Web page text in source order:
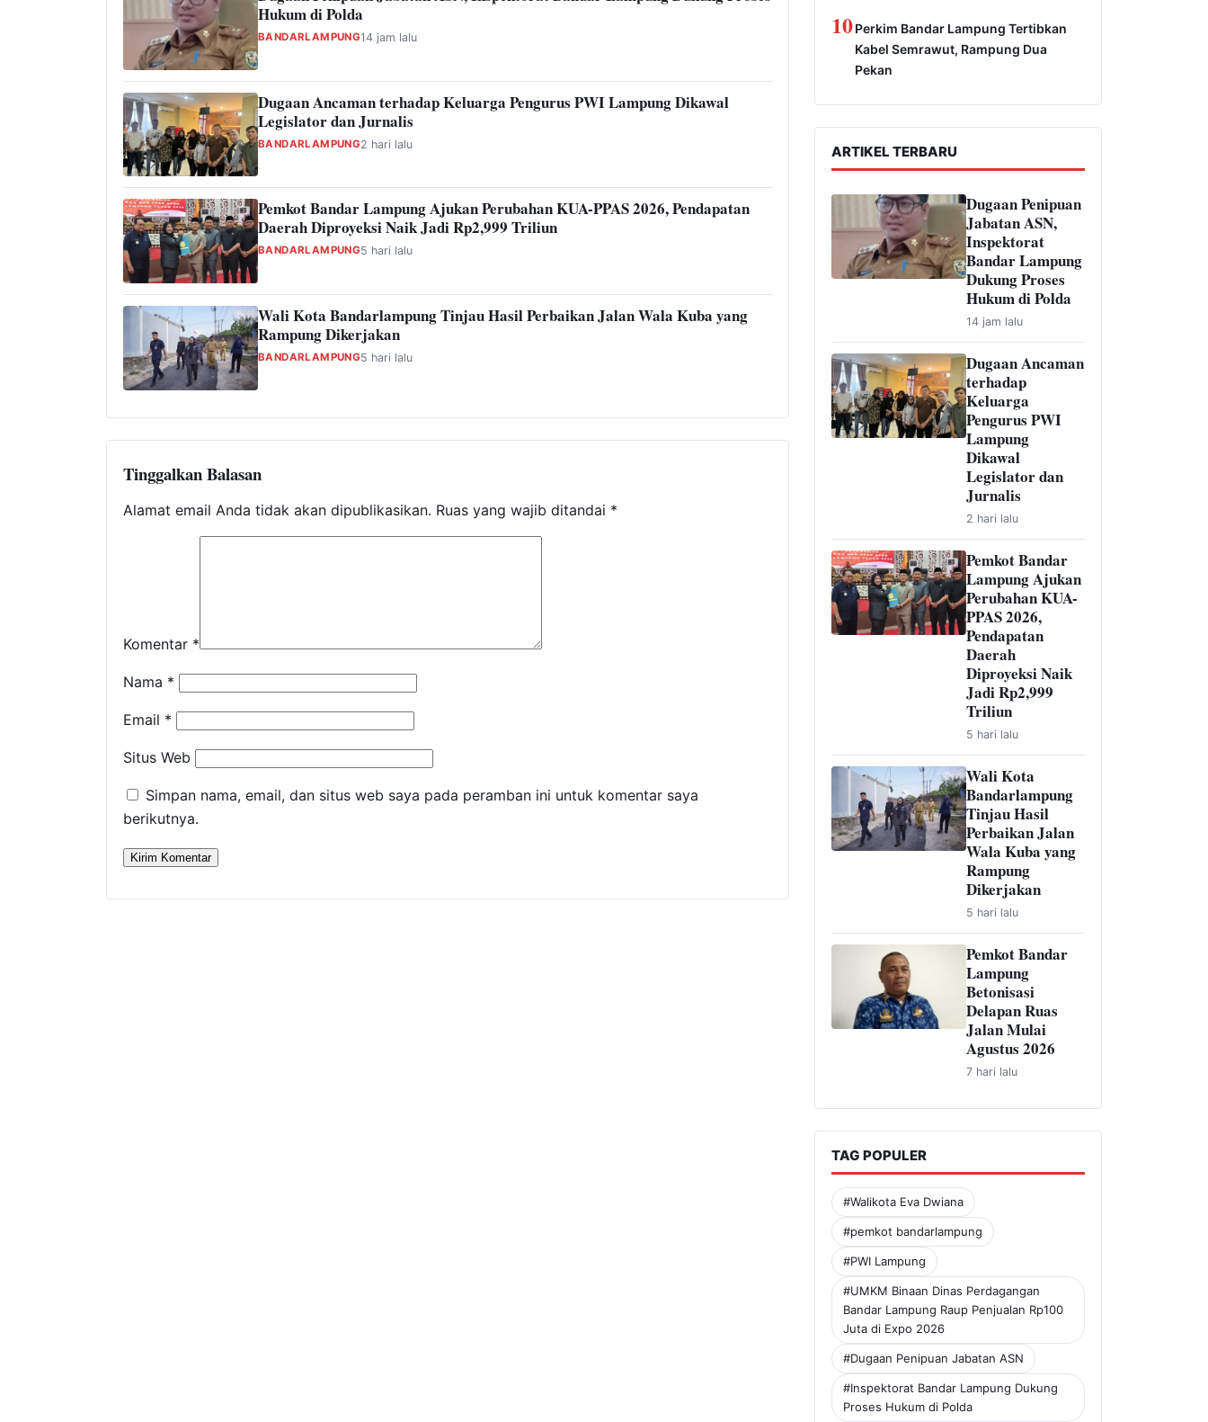
Hukum di Polda
BANDARLAMPUNG14 jam lalu
Dugaan Ancaman terhadap Keluarga Pengurus PWI Lampung Dikawal
Legislator dan Jurnalis
BANDARLAMPUNG2 hari lalu
Pemkot Bandar Lampung Ajukan Perubahan KUA-PPAS 2026, Pendapatan
Daerah Diproyeksi Naik Jadi Rp2,999 Triliun
BANDARLAMPUNG5 hari lalu
Wali Kota Bandarlampung Tinjau Hasil Perbaikan Jalan Wala Kuba yang
Rampung Dikerjakan
BANDARLAMPUNG5 hari lalu
Tinggalkan Balasan
Alamat email Anda tidak akan dipublikasikan. Ruas yang wajib ditandai *
Komentar *
Nama *
Email *
Situs Web
Simpan nama, email, dan situs web saya pada peramban ini untuk komentar saya
berikutnya.
10Perkim Bandar Lampung Tertibkan
Kabel Semrawut, Rampung Dua
Pekan
ARTIKEL TERBARU
Dugaan Penipuan
Jabatan ASN,
Inspektorat
Bandar Lampung
Dukung Proses
Hukum di Polda
14 jam lalu
Dugaan Ancaman
terhadap
Keluarga
Pengurus PWI
Lampung
Dikawal
Legislator dan
Jurnalis
2 hari lalu
Pemkot Bandar
Lampung Ajukan
Perubahan KUA-
PPAS 2026,
Pendapatan
Daerah
Diproyeksi Naik
Jadi Rp2,999
Triliun
5 hari lalu
Wali Kota
Bandarlampung
Tinjau Hasil
Perbaikan Jalan
Wala Kuba yang
Rampung
Dikerjakan
5 hari lalu
Pemkot Bandar
Lampung
Betonisasi
Delapan Ruas
Jalan Mulai
Agustus 2026
7 hari lalu
TAG POPULER
#Walikota Eva Dwiana
#pemkot bandarlampung
#PWI Lampung
#UMKM Binaan Dinas Perdagangan
Bandar Lampung Raup Penjualan Rp100
Juta di Expo 2026
#Dugaan Penipuan Jabatan ASN
#Inspektorat Bandar Lampung Dukung
Proses Hukum di Polda